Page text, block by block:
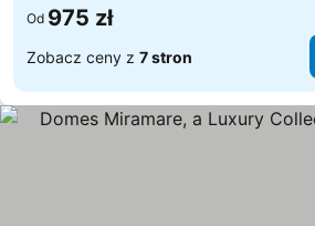
Od 975 zł
Zobacz ceny z 7 stron